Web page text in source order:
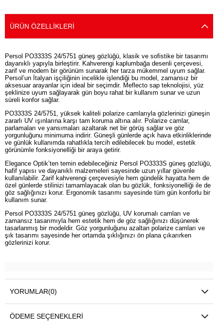
ÜRÜN ÖZELLIKLERI
Persol PO3333S 24/5751 güneş gözlüğü, klasik ve sofistike bir tasarımı
dayanıklı yapıyla birleştirir. Kahverengi kaplumbağa desenli çerçevesi,
zarif ve modern bir görünüm sunarak her tarza mükemmel uyum sağlar.
Persol’un İtalyan işçiliğinin incelikle işlendiği bu model, zamansız bir
aksesuar arayanlar için ideal bir seçimdir. Meflecto sap teknolojisi, yüz
şeklinize uyum sağlayarak gün boyu rahat bir kullanım sunar ve uzun
süreli konfor sağlar.
PO3333S 24/5751, yüksek kaliteli polarize camlarıyla gözlerinizi güneşin
zararlı UV ışınlarına karşı tam koruma altına alır. Polarize camlar,
parlamaları ve yansımaları azaltarak net bir görüş sağlar ve göz
yorgunluğunu minimuma indirir. Güneşli günlerde açık hava etkinliklerinde
ve günlük kullanımda rahatlıkla tercih edilebilecek bu model, estetik
görünümle fonksiyonelliği bir araya getirir.
Elegance Optik’ten temin edebileceğiniz Persol PO3333S güneş gözlüğü,
hafif yapısı ve dayanıklı malzemeleri sayesinde uzun yıllar güvenle
kullanılabilir. Zarif kahverengi çerçevesiyle hem gündelik hayatta hem de
özel günlerde stilinizi tamamlayacak olan bu gözlük, fonksiyonelliği ile de
göz sağlığınızı korur. Ergonomik tasarımı sayesinde tüm gün konforlu bir
kullanım sunar.
Persol PO3333S 24/5751 güneş gözlüğü, UV korumalı camları ve
zamansız tasarımıyla hem estetik hem de göz sağlığınızı düşünerek
tasarlanmış bir modeldir. Göz yorgunluğunu azaltan polarize camları ve
şık tasarımı sayesinde her ortamda şıklığınızı ön plana çıkarırken
gözlerinizi korur.
YORUMLAR(0)
ÖDEME SEÇENEKLERI